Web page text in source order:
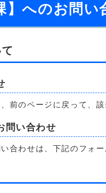
】へのお問い
前のページに戻って、
問い合わせ
合わせは、下記のフォ